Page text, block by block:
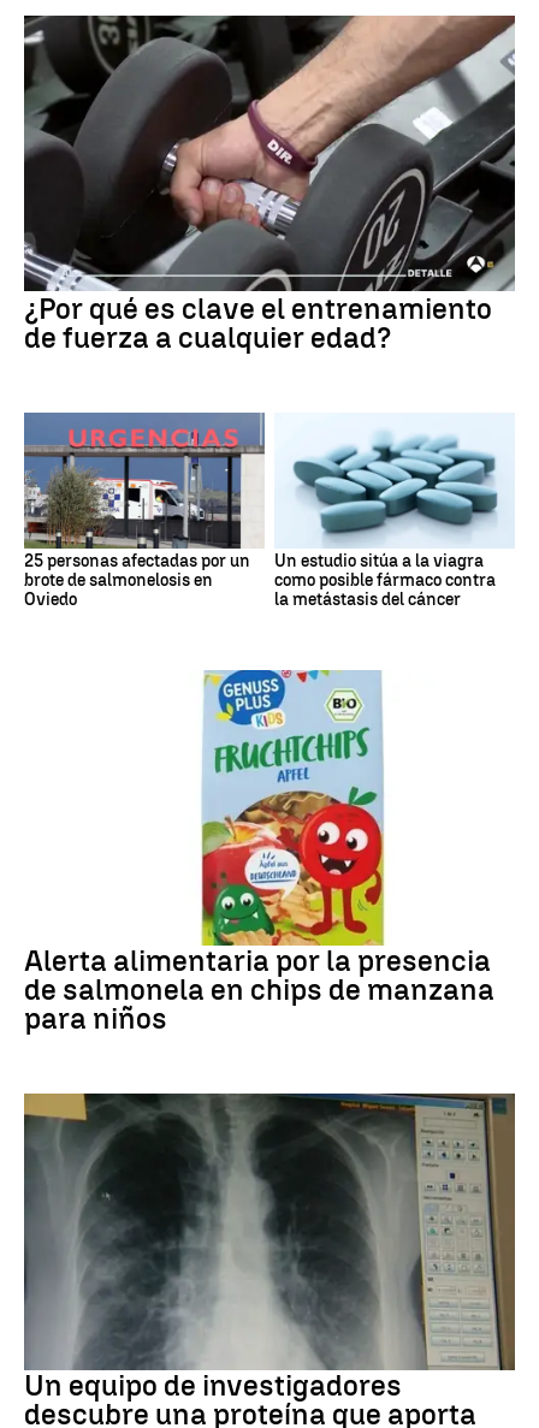
¿Por qué es clave el entrenamiento
de fuerza a cualquier edad?
25 personas afectadas por un
brote de salmonelosis en
Oviedo
Un estudio sitúa a la viagra
como posible fármaco contra
la metástasis del cáncer
Alerta alimentaria por la presencia
de salmonela en chips de manzana
para niños
Cáncer de pulmón
Un equipo de investigadores
descubre una proteína que aporta